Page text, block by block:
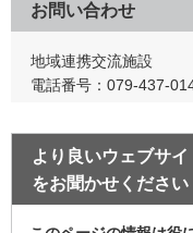
お問い合わせ
地域連携交流施設
電話番号：079-437-
より良いウェブサ
をお聞かせください